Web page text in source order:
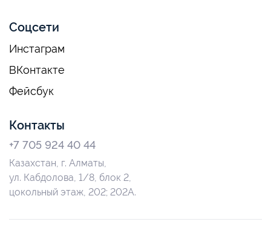
Соцсети
Инстаграм
ВКонтакте
Фейсбук
Контакты
+7 705 924 40 44
Казахстан, г. Алматы,
ул. Кабдолова, 1/8, блок 2,
цокольный этаж, 202; 202А.